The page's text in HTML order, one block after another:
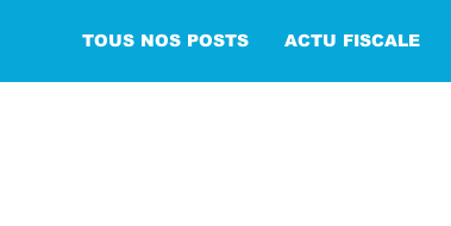
TOUS NOS POSTS ACTU FISCALE